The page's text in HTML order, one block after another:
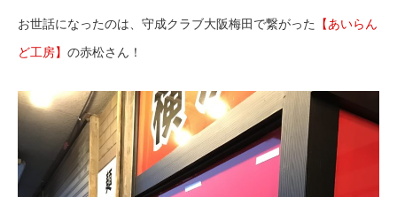
お世話になったのは、守成クラブ大阪梅田で繋がった 【あいらん
ど工房】 の赤松さん！